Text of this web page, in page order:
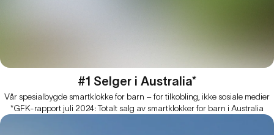
#1 Selger i Australia*
Vår spesialbygde smartklokke for barn – for tilkobling, ikke sosiale medier
*GFK-rapport juli 2024: Totalt salg av smartklokker for barn i Australia